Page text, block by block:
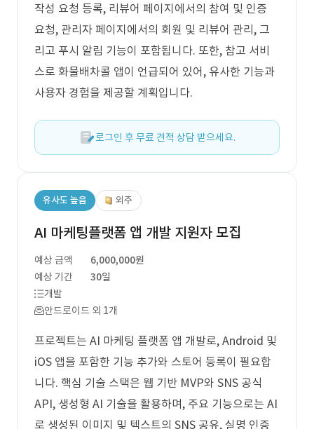
작성 요청 등록, 리뷰어 페이지에서의 참여 및 인증
요청, 관리자 페이지에서의 회원 및 리뷰어 관리, 그
리고 푸시 알림 기능이 포함됩니다. 또한, 참고 서비
스로 화물배차콜 앱이 언급되어 있어, 유사한 기능과
사용자 경험을 제공할 계획입니다.
로그인 후 무료 견적 상담 받으세요.
유사도 높음 외주
AI 마케팅플랫폼 앱 개발 지원자 모집
예상 금액
6,000,000원
예상 기간
30일
개발
안드로이드 외 1개
프로젝트는 AI 마케팅 플랫폼 앱 개발로, Android 및
iOS 앱을 포함한 기능 추가와 스토어 등록이 필요합
니다. 핵심 기술 스택은 웹 기반 MVP와 SNS 공식
API, 생성형 AI 기술을 활용하며, 주요 기능으로는 AI
로 생성된 이미지 및 텍스트의 SNS 공유, 실명 인증